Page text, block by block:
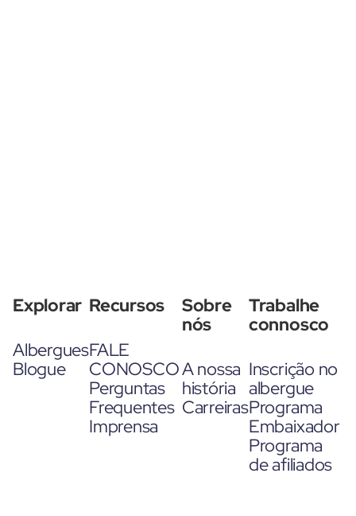
Explorar
Albergues
Blogue
Recursos
FALE
CONOSCO
Perguntas
Frequentes
Imprensa
Sobre
nós
A nossa
história
Carreiras
Trabalhe
connosco
Inscrição no
albergue
Programa
Embaixador
Programa
de afiliados